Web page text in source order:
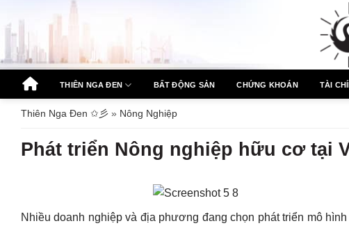
qua
dung
THIÊN NGA ĐEN BẤT ĐỘNG SẢN CHỨNG KHOÁN TÀI
Thiên Nga Đen ✩彡 » Nông Nghiệp
Phát triển Nông nghiệp hữu cơ tại
Nhiều doanh nghiệp và địa phương đang chọn phát triển mô